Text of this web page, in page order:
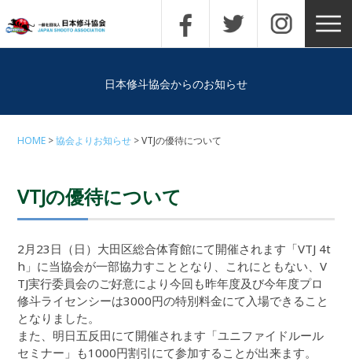
日本修斗協会からのお知らせ
HOME 協会よりお知らせ VTJの優待について
VTJの優待について
2月23日（日）大田区総合体育館にて開催されます「VTJ 4t
h」に当協会が一部協力すこととなり、これにともない、V
TJ実行委員会のご好意により今回も昨年度及び今年度プロ
修斗ライセンシーは3000円の特別料金にて入場できること
となりました。
また、明日五反田にて開催されます「ユニファイドルール
セミナー」も1000円割引にて参加することが出来ます。